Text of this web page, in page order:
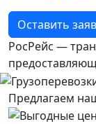
Оставить
РосРейс —
Предлагаем